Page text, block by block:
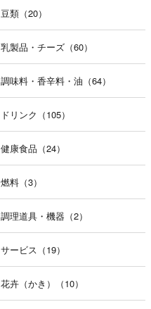
豆類（20）
乳製品・チーズ（60）
調味料・香辛料・油（64）
ドリンク（105）
健康食品（24）
燃料（3）
調理道具・機器（2）
サービス（19）
花卉（かき）（10）